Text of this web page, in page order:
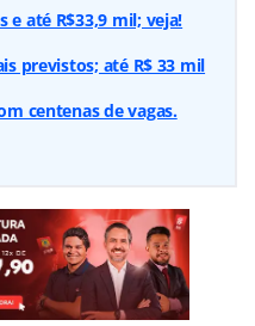
e até R$33,9 mil; veja!
previstos; até R$ 33 mil
centenas de vagas.